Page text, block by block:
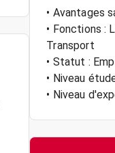
• Avantages
• Fonctions :
Transport
• Statut :
• Niveau
• Niveau